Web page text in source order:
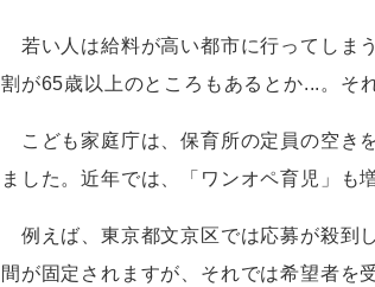
若い人は給料が高い都市に行ってしま
割が65歳以上のところもあるとか...。そ
こども家庭庁は、保育所の定員の空き
ました。近年では、「ワンオペ育児」も
例えば、東京都文京区では応募が殺到し
間が固定されますが、それでは希望者を